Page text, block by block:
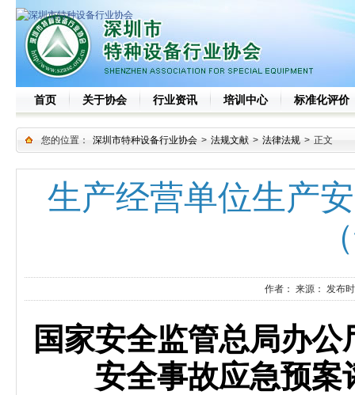
首页 关于协会 行业资讯 培训中心 标准化评价
您的位置： 深圳市特种设备行业协会 > 法规文献 > 法律法规 > 正文
生产经营单位生产
作者： 来源： 发布
国家安全监管总局办
安全事故应急预案